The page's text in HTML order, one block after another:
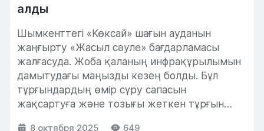
алды
Шымкенттегі «Көксай» шағын ауданын
жаңғырту «Жасыл сәуле» бағдарламасы
жалғасуда. Жоба қаланың инфрақұрылымын
дамытудағы маңызды кезең болды. Бұл
тұрғындардың өмір сүру сапасын
жақсартуға және тозығы жеткен тұрғын
8 октября 2025 649